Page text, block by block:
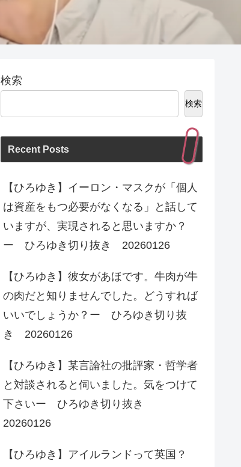
検索
検索
Recent Posts
【ひろゆき】イーロン・マスクが「個人
は資産をもつ必要がなくなる」と話して
いますが、実現されると思いますか？
ー ひろゆき切り抜き 20260126
【ひろゆき】彼女があほです。牛肉が牛
の肉だと知りませんでした。どうすれば
いいでしょうか？ー ひろゆき切り抜
き 20260126
【ひろゆき】某言論社の批評家・哲学者
と対談されると伺いました。気をつけて
下さいー ひろゆき切り抜き
20260126
【ひろゆき】アイルランドって英国？